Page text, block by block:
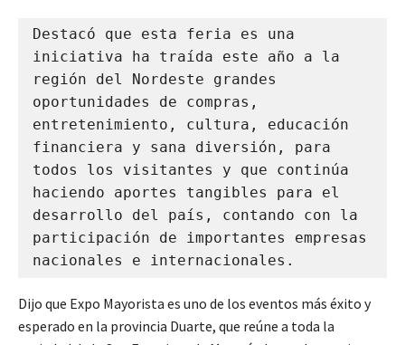
Destacó que esta feria es una
iniciativa ha traída este año a la
región del Nordeste grandes
oportunidades de compras,
entretenimiento, cultura, educación
financiera y sana diversión, para
todos los visitantes y que continúa
haciendo aportes tangibles para el
desarrollo del país, contando con la
participación de importantes empresas
nacionales e internacionales.
Dijo que Expo Mayorista es uno de los eventos más éxito y
esperado en la provincia Duarte, que reúne a toda la